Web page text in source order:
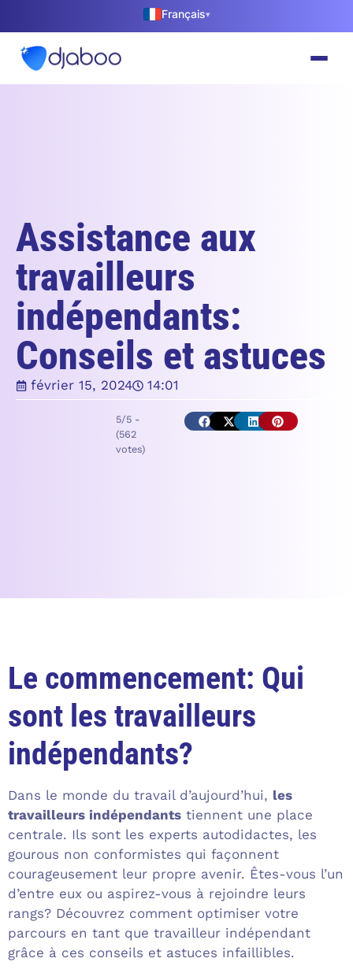
Français▾
Assistance aux
travailleurs
indépendants:
Conseils et astuces
février 15, 2024 14:01
5/5 -
(562
votes)
Le commencement: Qui
sont les travailleurs
indépendants?
Dans le monde du travail d’aujourd’hui, les
travailleurs indépendants tiennent une place
centrale. Ils sont les experts autodidactes, les
gourous non conformistes qui façonnent
courageusement leur propre avenir. Êtes-vous l’un
d’entre eux ou aspirez-vous à rejoindre leurs
rangs? Découvrez comment optimiser votre
parcours en tant que travailleur indépendant
grâce à ces conseils et astuces infaillibles.